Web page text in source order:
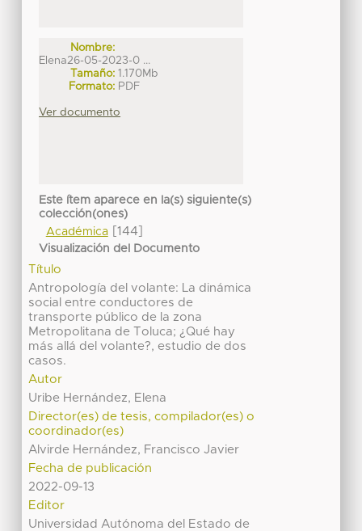
Nombre:
Elena26-05-2023-0 ...
Tamaño: 1.170Mb
Formato: PDF
Ver documento
Este ítem aparece en la(s) siguiente(s)
colección(ones)
Académica[144]
Visualización del Documento
Título
Antropología del volante: La dinámica
social entre conductores de
transporte público de la zona
Metropolitana de Toluca; ¿Qué hay
más allá del volante?, estudio de dos
casos.
Autor
Uribe Hernández, Elena
Director(es) de tesis, compilador(es) o
coordinador(es)
Alvirde Hernández, Francisco Javier
Fecha de publicación
2022-09-13
Editor
Universidad Autónoma del Estado de